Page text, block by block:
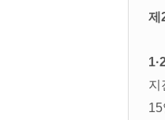
제
지